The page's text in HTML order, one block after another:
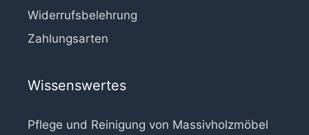
Widerrufsbelehrung
Zahlungsarten
Wissenswertes
Pflege und Reinigung von Massivholzmöbel